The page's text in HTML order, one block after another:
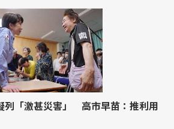
列「激甚災害」 高市早苗：推利用